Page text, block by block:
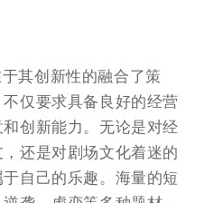
其创新性的融合了策
仅要求具备良好的经营
创新能力。无论是对经
还是对剧场文化着迷的
自己的乐趣。海量的短